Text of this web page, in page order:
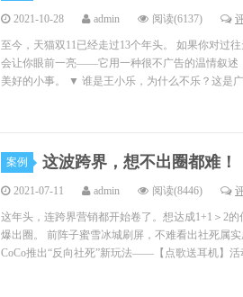
2021-10-28 admin 阅读(6137)
至今，天猫双11已经走过13个年头。 如果你对过
会让你眼前一亮——它用一种很不广告的温情叙述
美好的小事。 ▼ 谁是王小乐，为什么不乐？这是
案例 这波跨界，想不出圈都难！
2021-07-11 admin 阅读(8446)
这年头，连跨界营销都开始卷了。想达成1+1＞2
爆出圈。 前阵子蜜雪冰城刷屏，不难看出社死属
CoCo推出“反向社死”新玩法——【点歌送耳机】